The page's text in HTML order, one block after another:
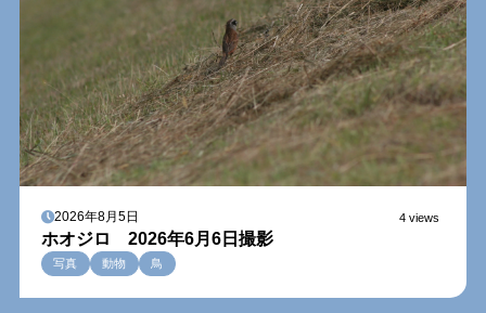
2026年8月5日 4 views
ホオジロ 2026年6月6日撮影
写真 動物 鳥